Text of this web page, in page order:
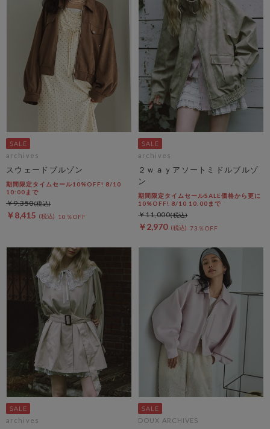
archives
スウェードブルゾン
期間限定タイムセール10%OFF! 8/10
10:00まで
￥8,415 10％OFF
￥9,350
archives
２ｗａｙアソートミドルブルゾ
ン
期間限定タイムセールSALE価格から更に
10%OFF! 8/10 10:00まで
￥2,970 73％OFF
￥11,000
archives DOUX ARCHIVES